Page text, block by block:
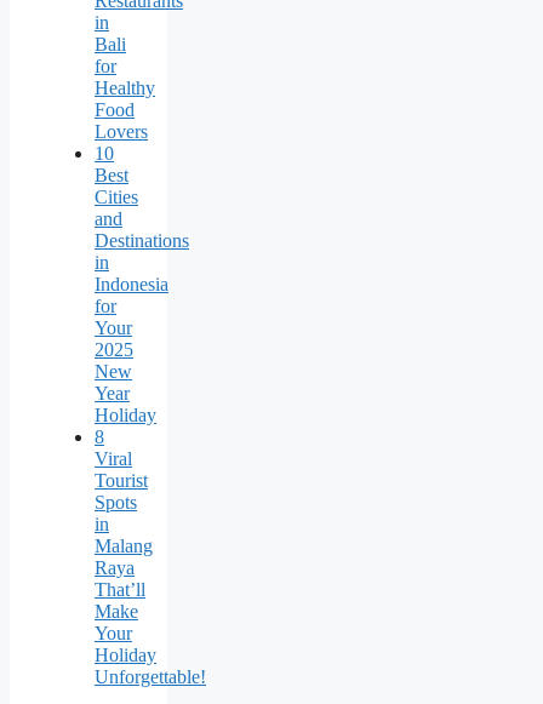
in
Bali
for
Healthy
Food
Lovers
10
Best
Cities
and
Destinations
in
Indonesia
for
Your
2025
New
Year
Holiday
8
Viral
Tourist
Spots
in
Malang
Raya
That’ll
Make
Your
Holiday
Unforgettable!